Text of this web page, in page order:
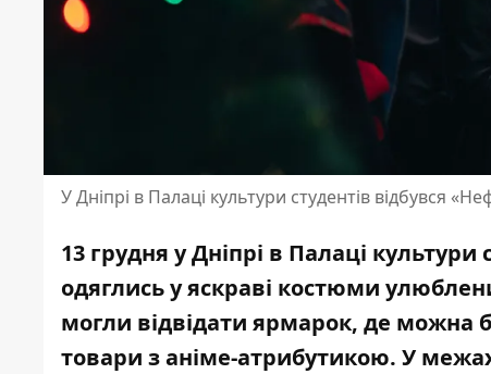
У Дніпрі в Палаці культури студентів відбувся
13 грудня у Дніпрі в Палаці культури
одяглись у яскраві костюми
могли відвідати ярмарок, де можна
товари з аніме-атрибутикою. У